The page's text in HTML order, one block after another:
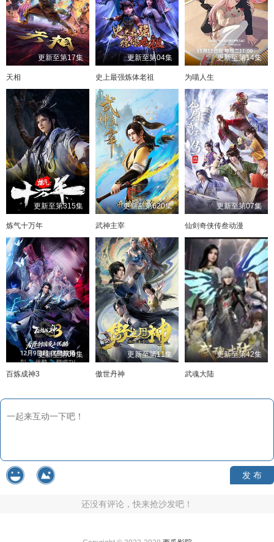
更新至第17集
天相
更新至第04集
史上最强炼体老祖
更新至第14集
为喵人生
更新至第315集
炼气十万年
更新至第620集
武神主宰
更新至第07集
仙剑奇侠传叁动漫
更新至第09集
百炼成神3
更新至第11集
傲世丹神
更新至第42集
武魂大陆
发 布
还没有评论，快来抢沙发吧！